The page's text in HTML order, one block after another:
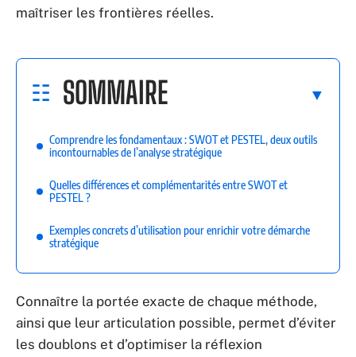
maîtriser les frontières réelles.
SOMMAIRE
Comprendre les fondamentaux : SWOT et PESTEL, deux outils
incontournables de l’analyse stratégique
Quelles différences et complémentarités entre SWOT et
PESTEL ?
Exemples concrets d’utilisation pour enrichir votre démarche
stratégique
Connaître la portée exacte de chaque méthode,
ainsi que leur articulation possible, permet d’éviter
les doublons et d’optimiser la réflexion